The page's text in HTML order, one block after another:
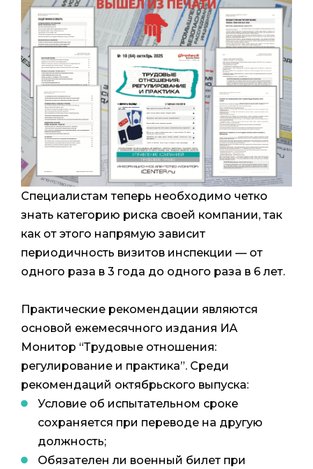
Специалистам теперь необходимо четко
знать категорию риска своей компании, так
как от этого напрямую зависит
периодичность визитов инспекции — от
одного раза в 3 года до одного раза в 6 лет.
Практические рекомендации являются
основой ежемесячного издания ИА
Монитор “Трудовые отношения:
регулирование и практика”. Среди
рекомендаций октябрьского выпуска:
Условие об испытательном сроке
сохраняется при переводе на другую
должность;
Обязателен ли военный билет при